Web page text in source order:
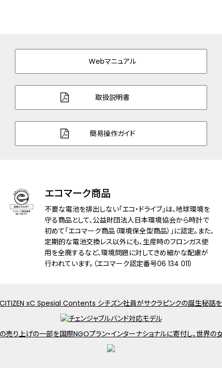
三ツ折れプッシュタイプ
バンド幅 12.0mm
バンド調整可能サイ
120～184mm
球面サファイアガラス（無反射コーティン
グ）
耐磁性能 １種耐磁
デザイン特徴 夜光(針)
充電残量表示機能
充電警告機能
フル充電時約3年可動(パワーセーブ作動
日中欧米電波受信
受信局自動選択機能
定時受信機能
Webマニュアル
取扱説明書
簡易操作ガイド
エコマーク商品
不要な電池を排出しない「エコ・ドライブ」は、地球環境を
守る商品として、公益財団法人日本環境協会から時計で
初めて「エコマーク商品（環境保全型商品）」に認定。また、
定期的な電池交換レス以外にも、生産時のフロンガス使
用を全廃するなど、環境問題に対してきめ細かな配慮が
行われています。（エコマーク認定番号06 134 011）